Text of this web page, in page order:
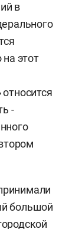
в
этот
-
большой